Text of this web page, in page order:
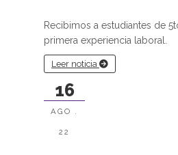
Recibimos a estudiantes de
primera experiencia laboral.
Leer noticia
16
AGO .
22